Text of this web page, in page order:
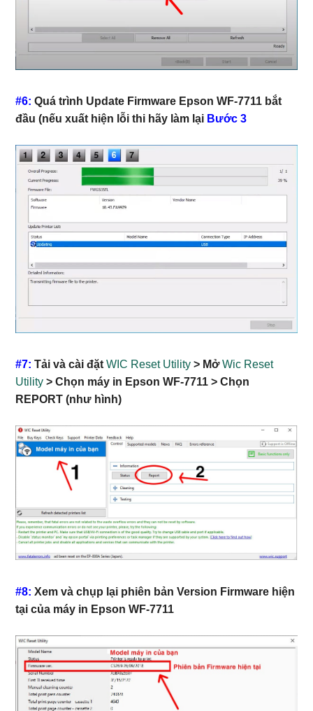
#6: Quá trình Update Firmware Epson WF-7711 bắt
đầu (nếu xuất hiện lỗi thi hãy làm lại Bước 3
#7: Tải và cài đặtWIC Reset Utility > MởWic Reset
Utility > Chọn máy in Epson WF-7711 > Chọn
REPORT (như hình)
#8: Xem và chụp lại phiên bản Version Firmware hiện
tại của máy in Epson WF-7711